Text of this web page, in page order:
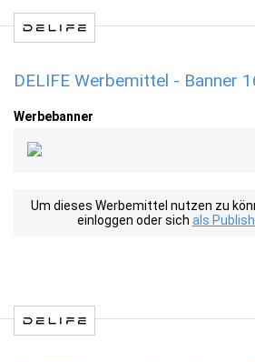
DELIFE Werbemittel - Banner
Werbebanner
Um dieses Werbemittel nutzen zu
einloggen oder sich als